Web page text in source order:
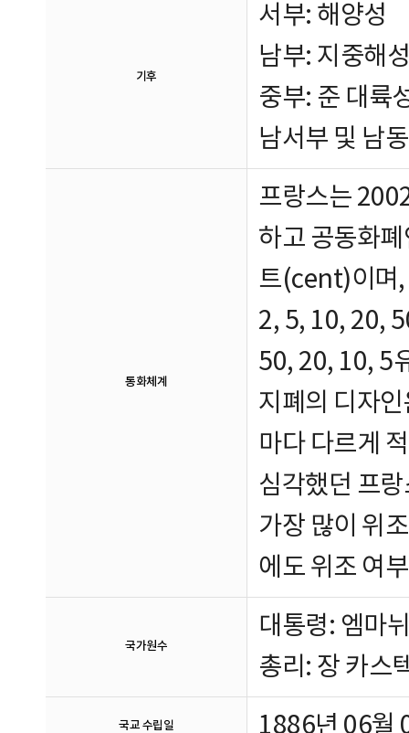
기후
서부: 해양성
남부: 지중해성
중부: 준 대륙
남서부 및 남
통화체계
프랑스는
하고 공동화
트(cent)이며,
2, 5, 10, 20,
50, 20, 10, 5
지폐의 디자
마다 다르게
심각했던 프
가장 많이 위
에도 위조 여
국가원수
대통령: 엠마
총리: 장 카스
국교 수립일 1886년 06월